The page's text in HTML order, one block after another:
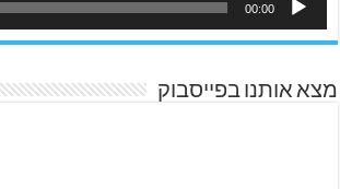
00:00
מצא אותנו בפייסבוק